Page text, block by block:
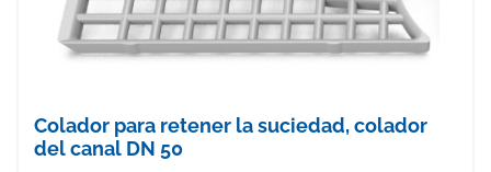
Colador para retener la suciedad, colador
del canal DN 50